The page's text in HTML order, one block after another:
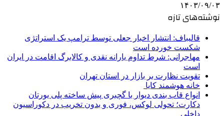
۱۴۰۳/۰۹/۰۳
نوشته‌های تازه
قالیباف: انتشار اخبار جعلی توسط ترامپ یک استراتژی
شکست خورده است
مهاجرانی: شرط تداوم یارانه نقدی و کالابرگ اقامت در ایران
است
تقویت نظارت بر بازار در استان تهران
خانه هوشمند کایا
انواع قاب بندی دیوار با گچبری پیش ساخته پلی یورتان
دکارت؛ تحولی لوکس، فوری و بدون تخریب در دکوراسیون
داخلی